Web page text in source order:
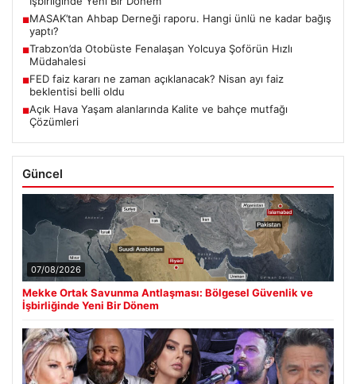
■MASAK’tan Ahbap Derneği raporu. Hangi ünlü ne kadar bağış
yaptı?
■Trabzon’da Otobüste Fenalaşan Yolcuya Şoförün Hızlı
Müdahalesi
■FED faiz kararı ne zaman açıklanacak? Nisan ayı faiz
beklentisi belli oldu
■Açık Hava Yaşam alanlarında Kalite ve bahçe mutfağı
Çözümleri
Güncel
07/08/2026
Mekke Ortak Savunma Antlaşması: Bölgesel Güvenlik ve
İşbirliğinde Yeni Bir Dönem